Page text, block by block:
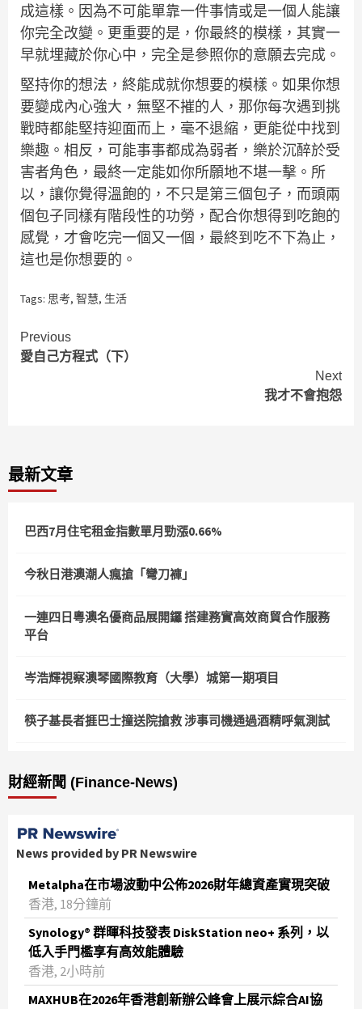
成這樣。因為不可能單靠一件事情或是一個人能讓
你完全改變。更重要的是，你最終的模樣，其實一
早就埋藏於你心中，完全是參照你的意願去完成。
堅持你的想法，終能成就你想要的模樣。如果你想
要變成內心強大，無堅不摧的人，那你每次遇到挑
戰時都能堅持迎面而上，毫不退縮，更能從中找到
樂趣。相反，可能事事都成為弱者，樂於沉醉於受
害者角色，最終一定能如你所願地不堪一擊。所
以，讓你覺得溫飽的，不只是第三個包子，而頭兩
個包子同樣有階段性的功勞，配合你想得到吃飽的
感覺，才會吃完一個又一個，最終到吃不下為止，
這也是你想要的。
Tags: 思考, 智慧, 生活
Continue
Reading
Previous
愛自己方程式（下）
Next
我才不會抱怨
最新文章
巴西7月住宅租金指數單月勁漲0.66%
今秋日港澳潮人瘋搶「彎刀褲」
一連四日粵澳名優商品展開鑼 搭建務實高效商貿合作服務
平台
岑浩輝視察澳琴國際教育（大學）城第一期項目
筷子基長者捱巴士撞送院搶救 涉事司機通過酒精呼氣測試
財經新聞 (Finance-News)
News provided by PR Newswire
Metalpha在市場波動中公佈2026財年總資產實現突破
‌香港, 18分鐘前
Synology® 群暉科技發表 DiskStation neo+ 系列，以
低入手門檻享有高效能體驗
香港, 2小時前
MAXHUB在2026年香港創新辦公峰會上展示綜合AI協